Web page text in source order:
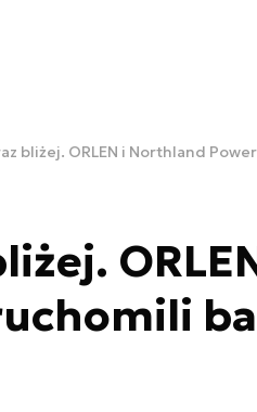
bliżej. ORLEN i Northland